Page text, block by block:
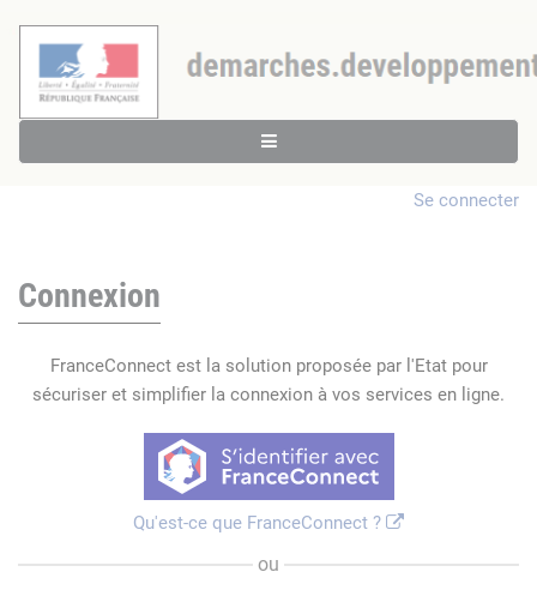
Se connecter
Connexion
FranceConnect est la solution proposée par l'Etat pour
sécuriser et simplifier la connexion à vos services en ligne.
Qu'est-ce que FranceConnect ?
ou